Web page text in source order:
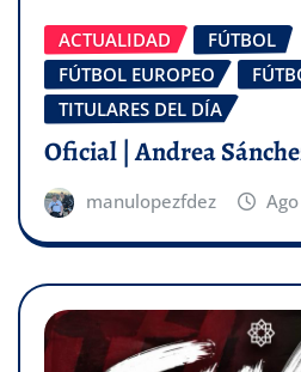
ACTUALIDAD
FÚTBOL
FÚTBOL EUROPEO
TITULARES DEL DÍA
Oficial | Andrea
manulopezfdez